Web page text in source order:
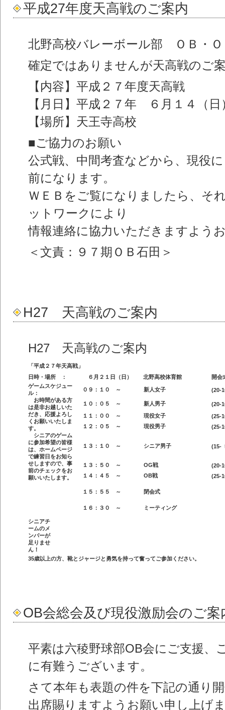
平成27年度天高戦のご案内
北野高校バレーボール部 ＯＢ・Ｏ
確定ではありませんが天高戦のご
【内容】平成２７年度天高戦
【月日】平成２７年 ６月１４（日
【場所】天王寺高校
■ご協力のお願い
公式戦、中間考査などから、現役
前になります。
ＷＥＢをご覧になりましたら、そ
ットワークにより
情報連絡に協力いただきますよう
＜文責：９７期ＯＢ石田＞
H27 天高戦のご案内
H27 天高戦のご案内
「平成２７年天高戦」
日時・場所 ：
６月２１日（日） 北野高校体育館
開会
ゲームスケジュー
ル：
０９：１０ ～ 新人女子
(20-
お時間がある方
は是非お越しいた
だき、応援よろし
くお願いいたしま
す。
１０：０５ ～ 新人男子
(20-
１１：００ ～
現役女子
(25-
１２：０５ ～
現役男子
(25-
シニアのゲーム
に参加希望の皆様
は、ホームページ
で練習日をお知ら
せしますので、事
前のチェックをお
願いいたします。
１３：１０ ～ シニア男子 (15-
１３：５０ ～ OG戦
(20-
１４：４５ ～
OB戦 (25-
１５：５５ ～ 閉会式
１６：３０ ～ ミーティング
シニアチ
ームのメ
ンバーが
足りませ
ん！
35歳以上の方、靴とジャージと勇気を持って奮ってご参加ください。
OB会総会及び現役激励会のご案
平素は六稜野球部OB会にご支援、
に有難うございます。
さて本年も表題の件を下記の通り
出席賜りますようお願い申し上げ